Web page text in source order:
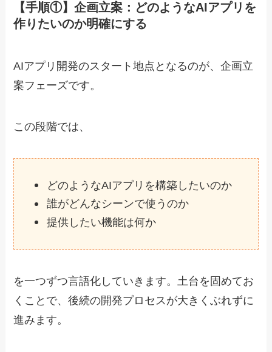
【手順①】企画立案：どのようなAIアプリを
作りたいのか明確にする
AIアプリ開発のスタート地点となるのが、企画立
案フェーズです。
この段階では、
どのようなAIアプリを構築したいのか
誰がどんなシーンで使うのか
提供したい機能は何か
を一つずつ言語化していきます。土台を固めてお
くことで、後続の開発プロセスが大きくぶれずに
進みます。